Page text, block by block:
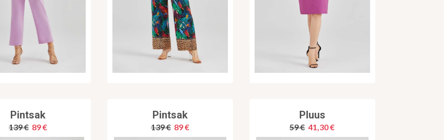
Pintsak
139 € 89 €
Pintsak
139 € 89 €
Pluus
59 € 41,30 €